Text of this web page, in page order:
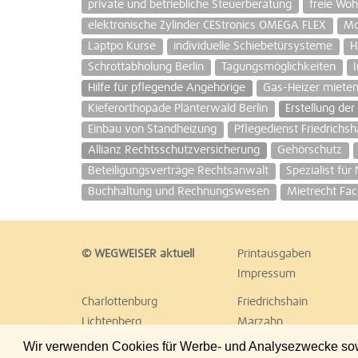
Wir verwenden Cookies für Werbe- und Analysezwecke
private und betriebliche Steuerberatung
freie
elektronische Zylinder CEStronics OMEGA FLEX
Laptpo Kurse
individuelle Schiebetürsysteme
Schrottabholung Berlin
Tagungsmöglichkeiten
Hilfe für pflegende Angehörige
Gas-Heizer mieten
Kieferorthopäde Plänterwald Berlin
Erstellung
Einbau von Standheizung
Pflegedienst
Allianz Rechtsschutzversicherung
Gehörschutz
Beteiligungsverträge Rechtsanwalt
Spezialist für
Buchhaltung und Rechnungswesen
Mietrecht
© WEGWEISER aktuell Printausgaben
Impressum
Charlottenburg Friedrichshain
Lichtenberg
Marzahn
Reinickendorf
Schöneberg